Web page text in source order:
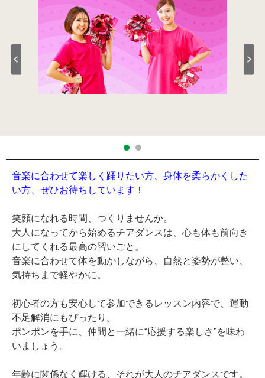
音楽に合わせて楽しく踊りたい方、身体を柔らかくした
い方、ぜひお待ちしています！
笑顔になれる時間、つくりませんか。
大人になってから始めるチアダンスは、心も体も前向き
にしてくれる最高の習いごと。
音楽に合わせて体を動かしながら、自然と姿勢が整い、
気持ちまで軽やかに。
初心者の方も安心して参加できるレッスン内容で、運動
不足解消にもぴったり。
ポンポンを手に、仲間と一緒に“応援する楽しさ”を味わ
いましょう。
年齢に関係なく輝ける、それが大人のチアダンスです。